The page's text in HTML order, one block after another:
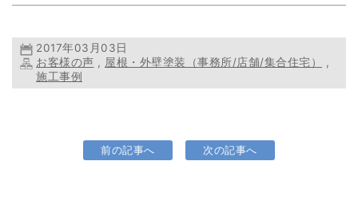
2017年03月03日
お客様の声 , 屋根・外壁塗装（事務所/店舗/集合住宅）
,
施工事例
前の記事へ 次の記事へ